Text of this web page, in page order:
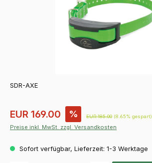
SDR-AXE
Verkaufspreis:
EUR 169.00 % Regulärer Preis:
EUR 185.00 (8.65% gespart)
Preise inkl. MwSt. zzgl. Versandkosten
Sofort verfügbar, Lieferzeit: 1-3 Werktage